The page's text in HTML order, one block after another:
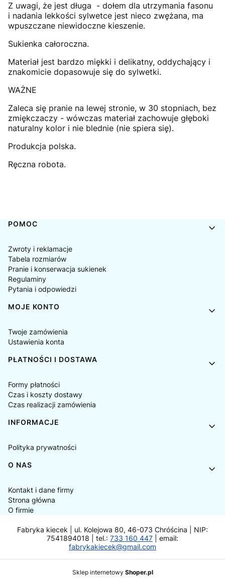
Z uwagi, że jest długa - dołem dla utrzymania fasonu
i nadania lekkości sylwetce jest nieco zwężana, ma
wpuszczane niewidoczne kieszenie.
Sukienka całoroczna.
Materiał jest bardzo miękki i delikatny, oddychający i
znakomicie dopasowuje się do sylwetki.
WAŻNE
Zaleca się pranie na lewej stronie, w 30 stopniach, bez
zmiękczaczy - wówczas materiał zachowuje głęboki
naturalny kolor i nie blednie (nie spiera się).
Produkcja polska.
Ręczna robota.
Linki w stopce
POMOC
Zwroty i reklamacje
Tabela rozmiarów
Pranie i konserwacja sukienek
Regulaminy
Pytania i odpowiedzi
MOJE KONTO
Twoje zamówienia
Ustawienia konta
PŁATNOŚCI I DOSTAWA
Formy płatności
Czas i koszty dostawy
Czas realizacji zamówienia
INFORMACJE
Polityka prywatności
O NAS
Kontakt i dane firmy
Strona główna
O firmie
Fabryka kiecek | ul. Kolejowa 80, 46-073 Chróścina | NIP:
7541894018 | tel.: 733 160 447 | email:
fabrykakiecek@gmail.com
Sklep internetowy Shoper.pl